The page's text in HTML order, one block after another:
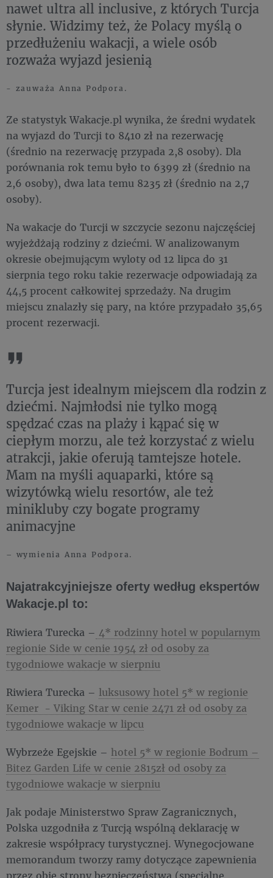
nawet ultra all inclusive, z których Turcja
słynie. Widzimy też, że Polacy myślą o
przedłużeniu wakacji, a wiele osób
rozważa wyjazd jesienią
- zauważa Anna Podpora.
Ze statystyk Wakacje.pl wynika, że średni wydatek
na wyjazd do Turcji to 8410 zł na rezerwację
(średnio na rezerwację przypada 2,8 osoby). Dla
porównania rok temu było to 6399 zł (średnio na
2,6 osoby), dwa lata temu 8235 zł (średnio na 2,7
osoby).
Na wakacje do Turcji w szczycie sezonu najczęściej
wyjeżdżają rodziny z dziećmi. W analizowanym
okresie obejmującym wyloty od 12 lipca do 31
sierpnia tego roku takie rezerwacje odpowiadają za
44,5 procent całkowitej sprzedaży. Na drugim
miejscu znalazły się pary, na które przypadało 35,65
procent rezerwacji.
Turcja jest idealnym miejscem dla rodzin z
dziećmi. Najmłodsi nie tylko mogą
spędzać czas na plaży i kąpać się w
ciepłym morzu, ale też korzystać z wielu
atrakcji, jakie oferują tamtejsze hotele.
Mam na myśli aquaparki, które są
wizytówką wielu resortów, ale też
minikluby czy bogate programy
animacyjne
– wymienia Anna Podpora.
Najatrakcyjniejsze oferty według ekspertów
Wakacje.pl to:
Riwiera Turecka – 4* rodzinny hotel w popularnym
regionie Side w cenie 1954 zł od osoby za
tygodniowe wakacje w sierpniu
Riwiera Turecka – luksusowy hotel 5* w regionie
Kemer - Viking Star w cenie 2471 zł od osoby za
tygodniowe wakacje w lipcu
Wybrzeże Egejskie – hotel 5* w regionie Bodrum –
Bitez Garden Life w cenie 2815zł od osoby za
tygodniowe wakacje w sierpniu
Jak podaje Ministerstwo Spraw Zagranicznych,
Polska uzgodniła z Turcją wspólną deklarację w
zakresie współpracy turystycznej. Wynegocjowane
memorandum tworzy ramy dotyczące zapewnienia
przez obie strony bezpieczeństwa (specjalne